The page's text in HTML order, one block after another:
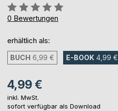
Bewertung::
0%
0 Bewertungen
erhältlich als:
BUCH 6,99 € E-BOOK 4,99 €
4,99 €
inkl. MwSt.
sofort verfügbar als Download